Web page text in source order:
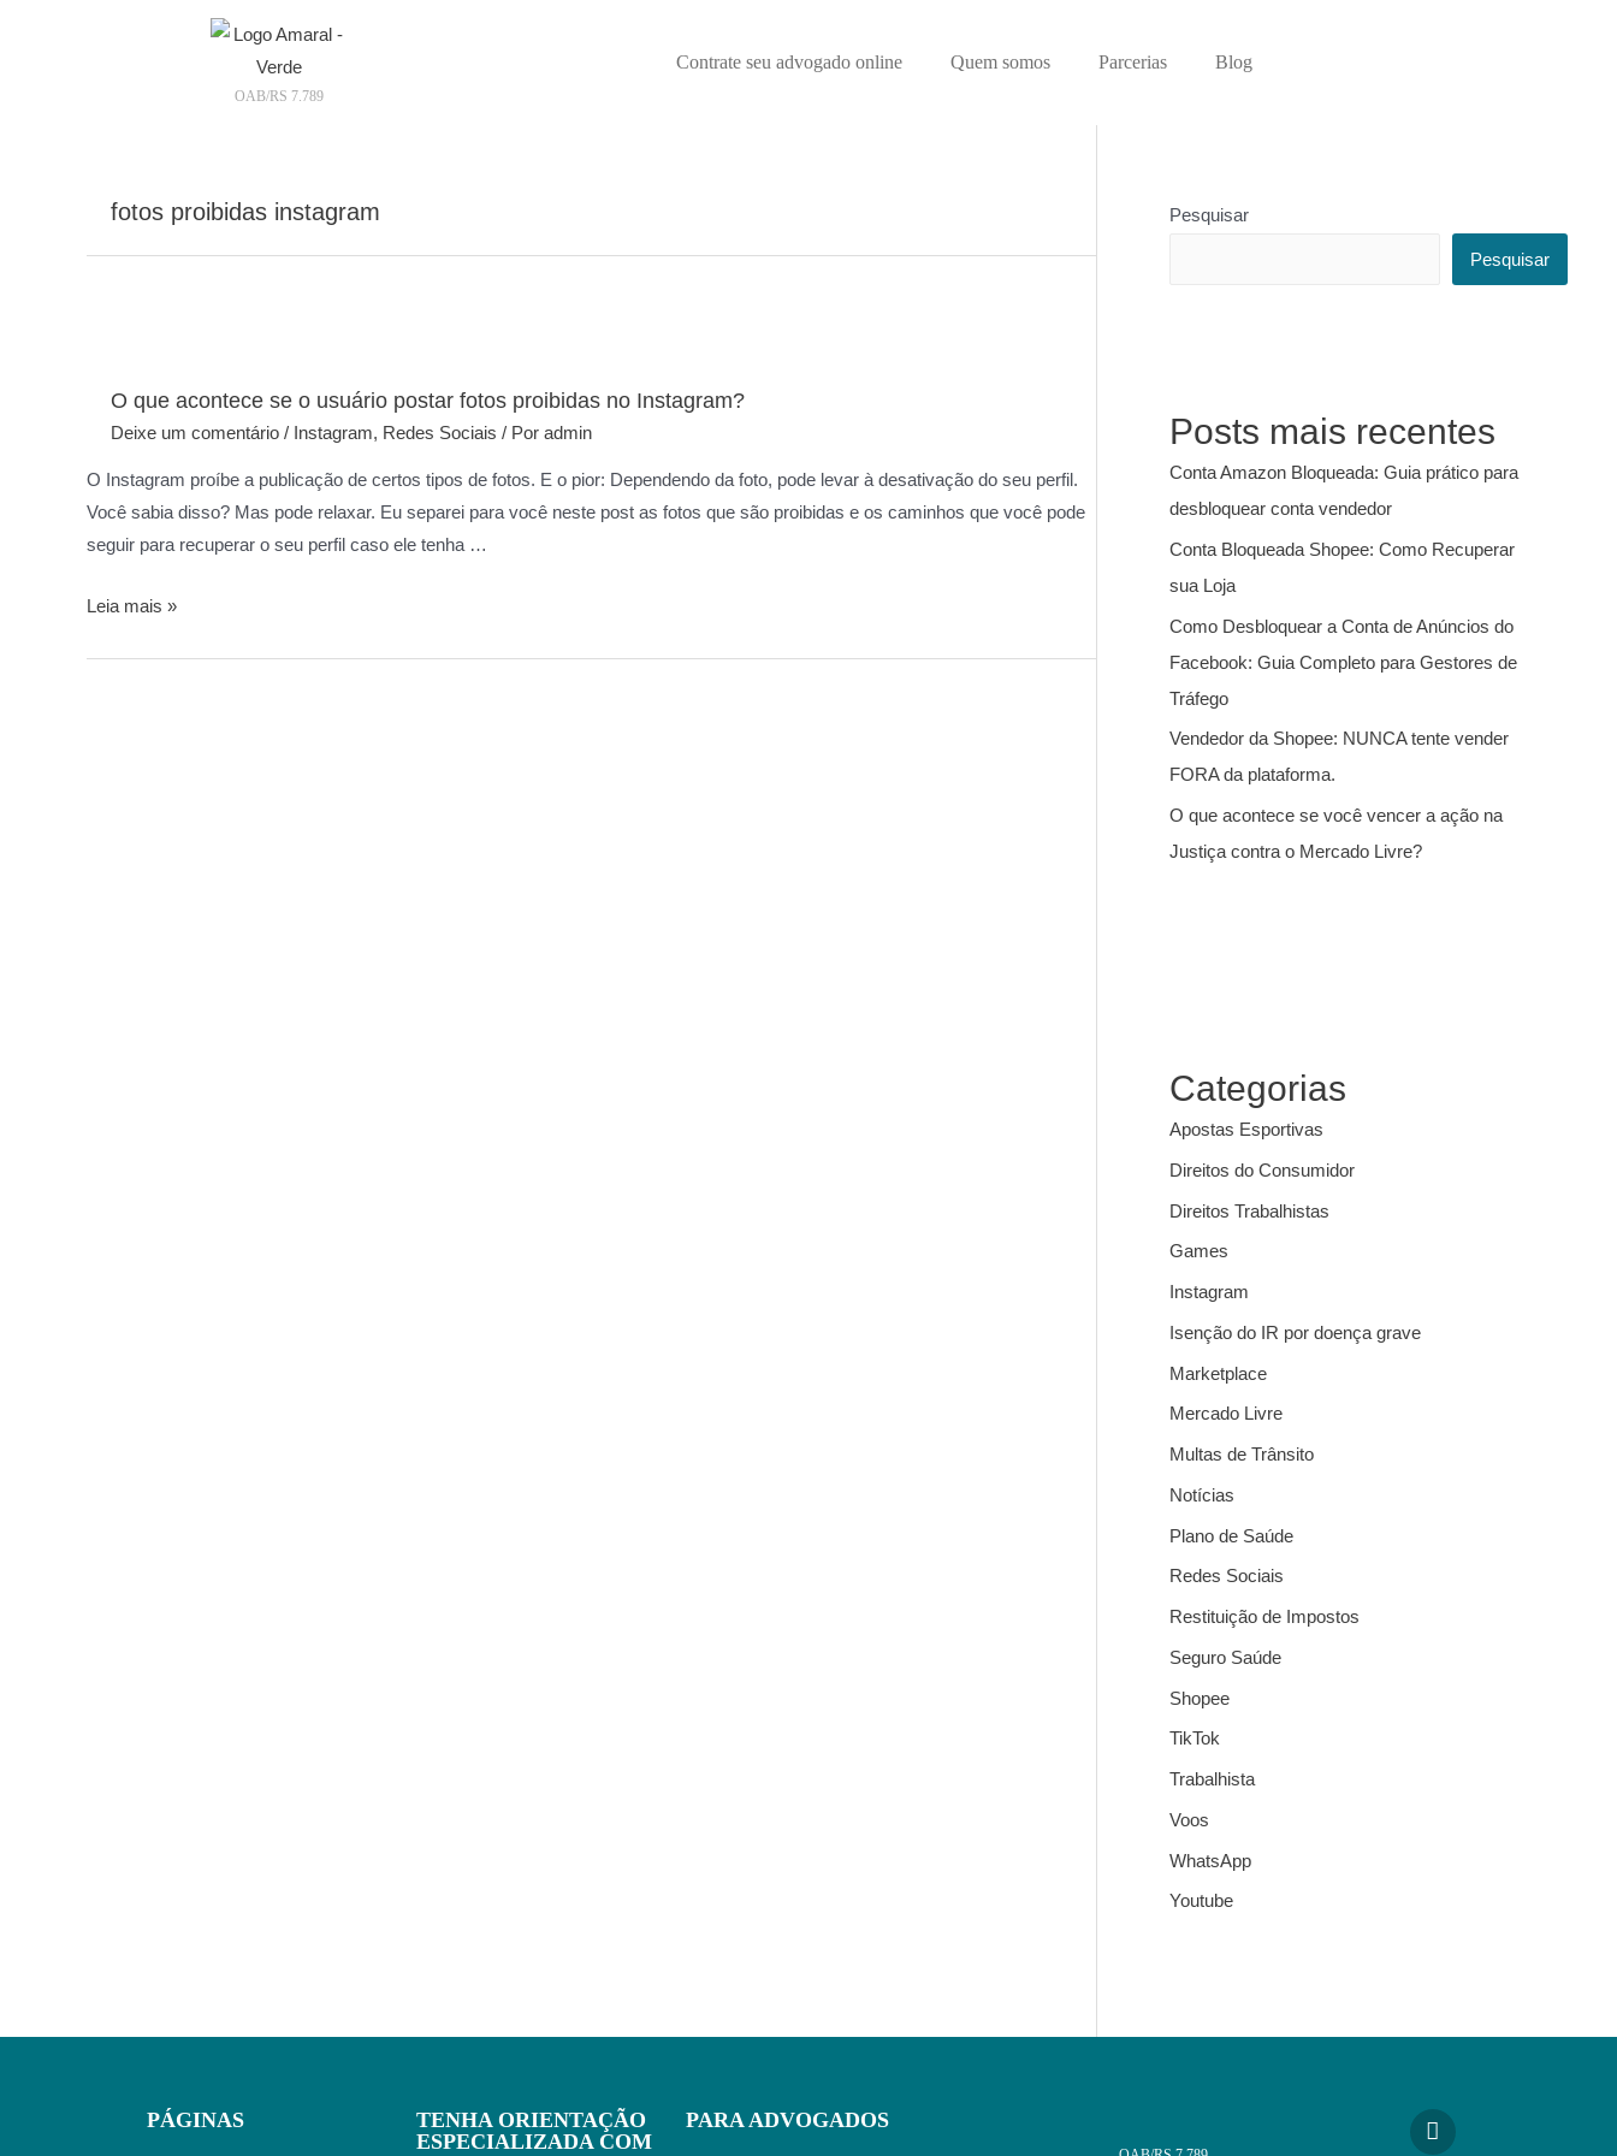
OAB/RS 7.789
Contrate seu advogado online Quem somos Parcerias Blog
fotos proibidas instagram
O que acontece se o usuário postar fotos proibidas no Instagram?
Deixe um comentário / Instagram, Redes Sociais / Por admin
O Instagram proíbe a publicação de certos tipos de fotos. E o pior: Dependendo da foto, pode levar à desativação do seu perfil.
Você sabia disso? Mas pode relaxar. Eu separei para você neste post as fotos que são proibidas e os caminhos que você pode
seguir para recuperar o seu perfil caso ele tenha …
Leia mais »
Pesquisar
Pesquisar
Posts mais recentes
Conta Amazon Bloqueada: Guia prático para
desbloquear conta vendedor
Conta Bloqueada Shopee: Como Recuperar
sua Loja
Como Desbloquear a Conta de Anúncios do
Facebook: Guia Completo para Gestores de
Tráfego
Vendedor da Shopee: NUNCA tente vender
FORA da plataforma.
O que acontece se você vencer a ação na
Justiça contra o Mercado Livre?
Categorias
Apostas Esportivas
Direitos do Consumidor
Direitos Trabalhistas
Games
Instagram
Isenção do IR por doença grave
Marketplace
Mercado Livre
Multas de Trânsito
Notícias
Plano de Saúde
Redes Sociais
Restituição de Impostos
Seguro Saúde
Shopee
TikTok
Trabalhista
Voos
WhatsApp
Youtube
PÁGINAS
TENHA ORIENTAÇÃO
ESPECIALIZADA COM
PARA ADVOGADOS